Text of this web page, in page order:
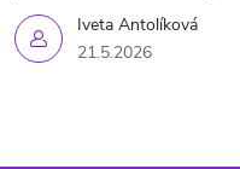
Iveta Antolíková
21.5.2026